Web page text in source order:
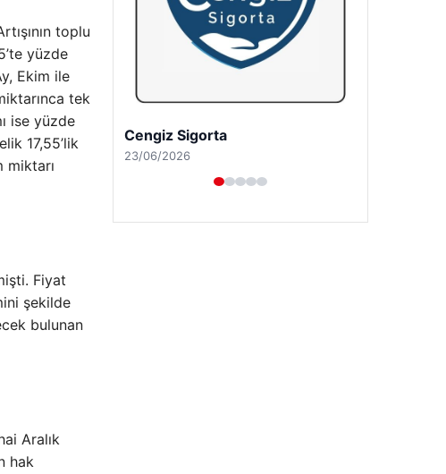
toplu
yüzde
Ekim ile
tek
ise yüzde
17,55’lik
miktarı
Fiyat
şekilde
bulunan
Aralık
hak
Hastaş Beton
26/05/2026